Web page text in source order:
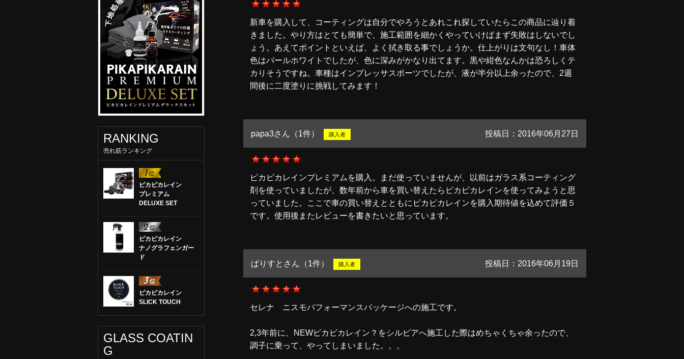
RANKING
売れ筋ランキング
ピカピカレイン
プレミアム
DELUXE SET
ピカピカレイン
ナノグラフェンガー
ド
ピカピカレイン
SLICK TOUCH
GLASS COATIN
G
新車を購入して、コーティングは自分でやろうとあれこれ探していたらこの商品に辿り着
きました。やり方はとても簡単で、施工範囲を細かくやっていけばまず失敗はしないでし
ょう。あえてポイントといえば、よく拭き取る事でしょうか。仕上がりは文句なし！車体
色はパールホワイトでしたが、色に深みがかなり出てます。黒や紺色なんかは恐ろしくテ
カりそうですね。車種はインプレッサスポーツでしたが、液が半分以上余ったので、2週
間後に二度塗りに挑戦してみます！
papa3さん（1件） 購入者 投稿日：2016年06月27日
ピカピカレインプレミアムを購入。まだ使っていませんが、以前はガラス系コーティング
剤を使っていましたが、数年前から車を買い替えたらピカピカレインを使ってみようと思
っていました。ここで車の買い替えとともにピカピカレインを購入期待値を込めて評価５
です。使用後またレビューを書きたいと思っています。
ぱりすとさん（1件） 購入者 投稿日：2016年06月19日
セレナ ニスモパフォーマンスパッケージへの施工です。
2,3年前に、NEWピカピカレイン？をシルビアへ施工した際はめちゃくちゃ余ったので、
調子に乗って、やってしまいました。。。